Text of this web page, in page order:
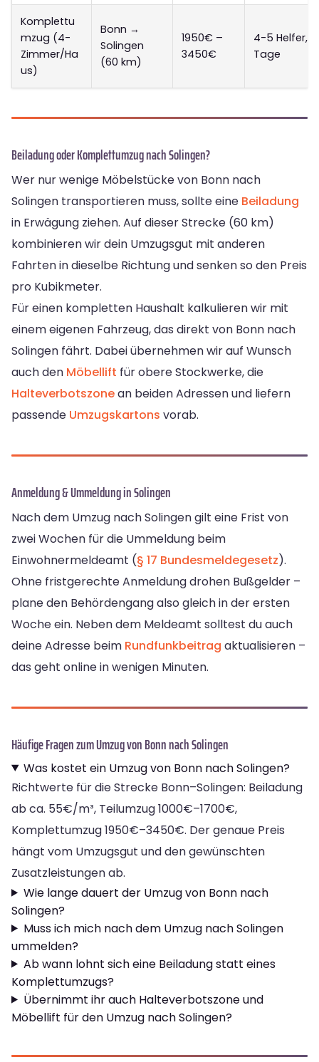
Komplettu
mzug (4-
Zimmer/Ha
us)
Bonn →
Solingen
(60 km)
1950€ –
3450€
4-5 Helfer,
Tage
Beiladung oder Komplettumzug nach Solingen?
Wer nur wenige Möbelstücke von Bonn nach
Solingen transportieren muss, sollte eine Beiladung
in Erwägung ziehen. Auf dieser Strecke (60 km)
kombinieren wir dein Umzugsgut mit anderen
Fahrten in dieselbe Richtung und senken so den Preis
pro Kubikmeter.
Für einen kompletten Haushalt kalkulieren wir mit
einem eigenen Fahrzeug, das direkt von Bonn nach
Solingen fährt. Dabei übernehmen wir auf Wunsch
auch den Möbellift für obere Stockwerke, die
Halteverbotszonean beiden Adressen und liefern
passende Umzugskartons vorab.
Anmeldung & Ummeldung in Solingen
Nach dem Umzug nach Solingen gilt eine Frist von
zwei Wochen für die Ummeldung beim
Einwohnermeldeamt (§ 17 Bundesmeldegesetz).
Ohne fristgerechte Anmeldung drohen Bußgelder –
plane den Behördengang also gleich in der ersten
Woche ein. Neben dem Meldeamt solltest du auch
deine Adresse beim Rundfunkbeitrag aktualisieren –
das geht online in wenigen Minuten.
Häufige Fragen zum Umzug von Bonn nach Solingen
Was kostet ein Umzug von Bonn nach Solingen?
Richtwerte für die Strecke Bonn–Solingen: Beiladung
ab ca. 55€/m³, Teilumzug 1000€–1700€,
Komplettumzug 1950€–3450€. Der genaue Preis
hängt vom Umzugsgut und den gewünschten
Zusatzleistungen ab.
Wie lange dauert der Umzug von Bonn nach
Solingen?
Muss ich mich nach dem Umzug nach Solingen
ummelden?
Ab wann lohnt sich eine Beiladung statt eines
Komplettumzugs?
Übernimmt ihr auch Halteverbotszone und
Möbellift für den Umzug nach Solingen?